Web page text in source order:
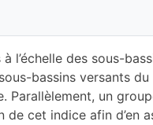
des sous-
bassins versants
Parallèlement, un
cet indice afin d’en